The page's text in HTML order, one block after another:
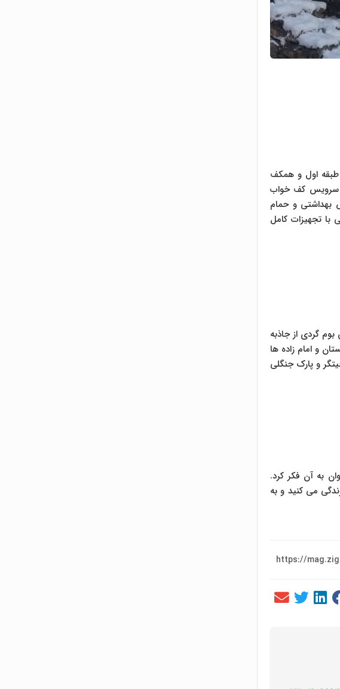
طبقه اول و همکف
چوبی سنتی و سرویس کف خواب
بهداشتی و حمام
با تجهیزات کامل
گردی از جاذبه
و امام زاده ها
و پارک جنگلی
به آن فکر کرد.
می کنید و به
https://